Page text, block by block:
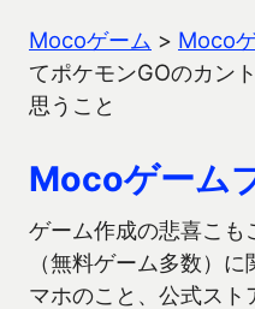
Mocoゲーム > Moco
てポケモンGOのカン
思うこと
Mocoゲーム
ゲーム作成の悲喜こ
（無料ゲーム多数）
マホのこと、公式ス